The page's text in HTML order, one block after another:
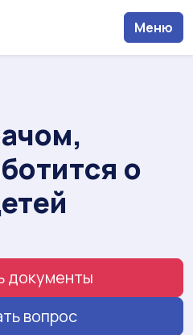
Меню
о
документы
вопрос